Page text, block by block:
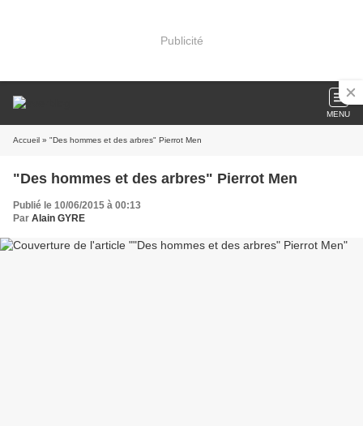
Publicité
MENU
Accueil » "Des hommes et des arbres" Pierrot Men
"Des hommes et des arbres" Pierrot Men
Publié le 10/06/2015 à 00:13
Par Alain GYRE